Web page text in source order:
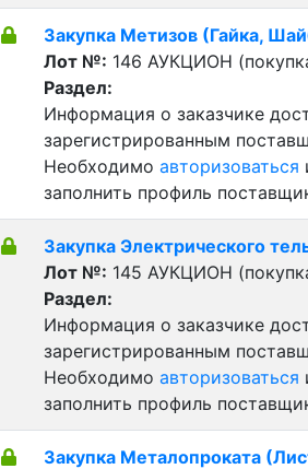
Закупка Метизов (Гайка,
Лот №: 146 АУКЦИОН
Раздел:
Информация о заказчике
зарегистрированным
Необходимо авторизоваться
заполнить профиль
Закупка Электрического
Лот №: 145 АУКЦИОН
Раздел:
Информация о заказчике
зарегистрированным
Необходимо авторизоваться
заполнить профиль
Закупка Металопроката